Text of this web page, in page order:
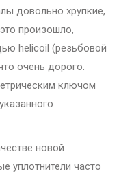
довольно хрупкие,
произошло,
helicoil (резьбовой
очень дорого.
ключом
новой
уплотнители часто